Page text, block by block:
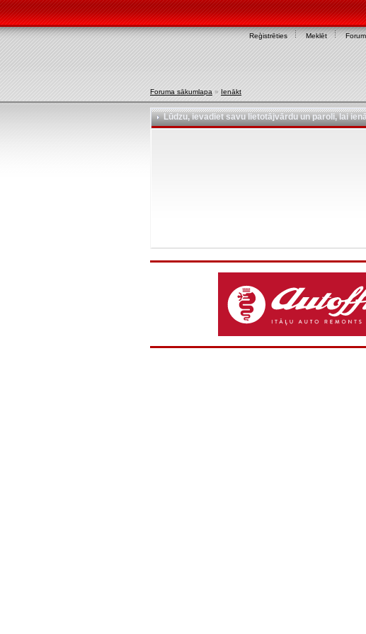
Reģistrēties Meklēt
Foruma sākumlapa » Ienākt
Lūdzu, ievadiet savu lietotājvārdu un paroli, lai